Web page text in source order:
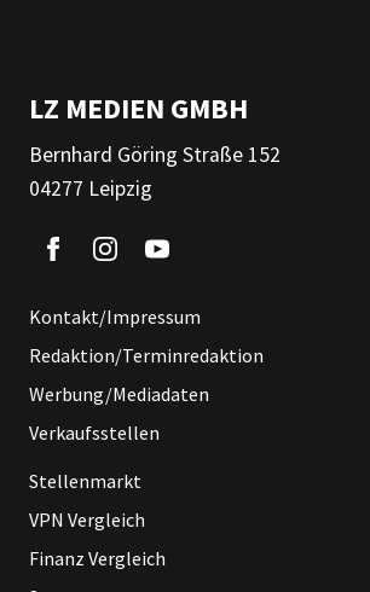
LZ MEDIEN GMBH
Bernhard Göring Straße 152
04277 Leipzig
Kontakt/Impressum
Redaktion/Terminredaktion
Werbung/Mediadaten
Verkaufsstellen
Stellenmarkt
VPN Vergleich
Finanz Vergleich